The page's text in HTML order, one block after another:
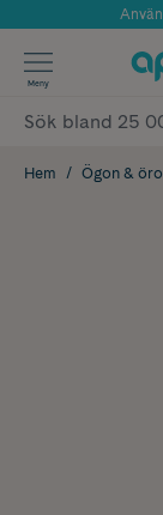
Meny
Hem Ögon &